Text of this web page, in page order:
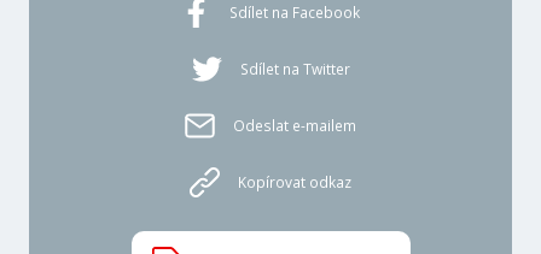
Sdílet na Facebook
Sdílet na Twitter
Odeslat e-mailem
Kopírovat odkaz